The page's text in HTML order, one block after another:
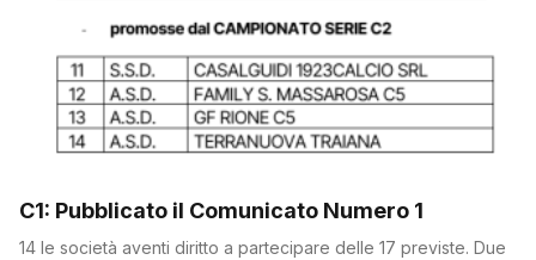
C1: Pubblicato il Comunicato Numero 1
14 le società aventi diritto a partecipare delle 17 previste. Due